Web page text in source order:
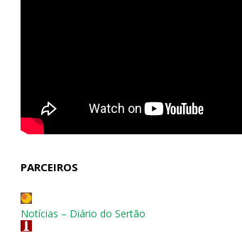
PARCEIROS
Notícias – Diário do Sertão